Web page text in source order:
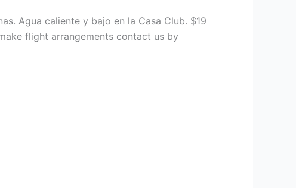
Agua caliente y bajo en la Casa Club. $19
flight arrangements contact us by